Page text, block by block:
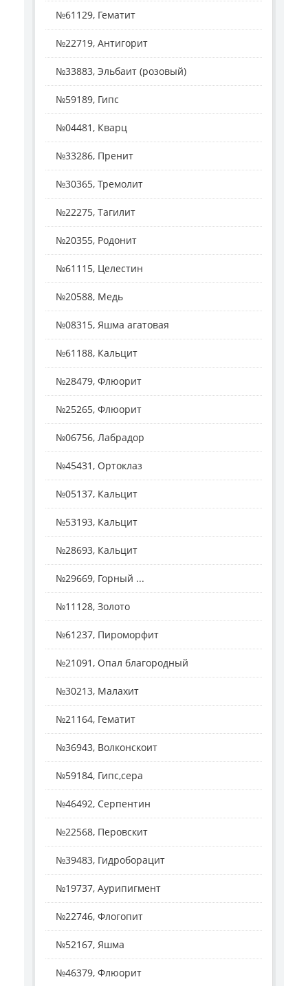
№61129, Гематит
№22719, Антигорит
№33883, Эльбаит (розовый)
№59189, Гипс
№04481, Кварц
№33286, Пренит
№30365, Тремолит
№22275, Тагилит
№20355, Родонит
№61115, Целестин
№20588, Медь
№08315, Яшма агатовая
№61188, Кальцит
№28479, Флюорит
№25265, Флюорит
№06756, Лабрадор
№45431, Ортоклаз
№05137, Кальцит
№53193, Кальцит
№28693, Кальцит
№29669, Горный ...
№11128, Золото
№61237, Пироморфит
№21091, Опал благородный
№30213, Малахит
№21164, Гематит
№36943, Волконскоит
№59184, Гипс,сера
№46492, Серпентин
№22568, Перовскит
№39483, Гидроборацит
№19737, Аурипигмент
№22746, Флогопит
№52167, Яшма
№46379, Флюорит